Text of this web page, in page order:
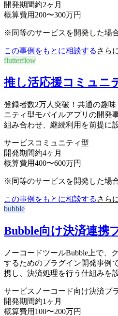
開発期間約2ヶ月
概算費用 200〜300万円
※同等のサービスを開発した場
この事例をもとに相談する さら
flutterflow
推し活応援コミュニ
登録者数2万人突破！共通の趣
ニティ型モバイルアプリの開発
組み合わせ、継続利用を前提に
サービス コミュニティ型
開発期間約4ヶ月
概算費用400〜600万円
※同等のサービスを開発した場
この事例をもとに相談する さら
bubble
Bubble向け決済連携
ノーコードツールBubble上で、
するためのプラグイン開発事例
携し、決済処理を行う仕組みを
サービス ノーコード向け決済プ
開発期間約1ヶ月
概算費用 100〜200万円